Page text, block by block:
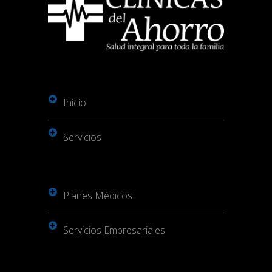
Inicio
Servicios
Planes Médicos
Servicios Empresariales